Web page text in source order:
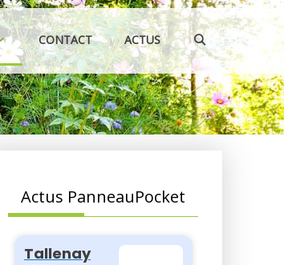
CONTACT ACTUS
Actus PanneauPocket